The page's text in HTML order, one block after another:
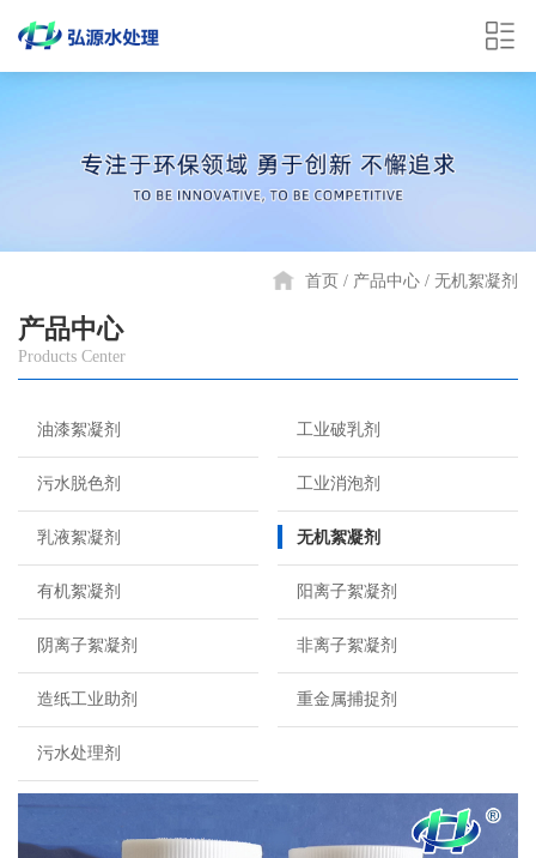
首页 产品中心 无机絮凝剂
产品中心
Products Center
油漆絮凝剂 工业破乳剂
污水脱色剂 工业消泡剂
乳液絮凝剂 无机絮凝剂
有机絮凝剂 阳离子絮凝剂
阴离子絮凝剂 非离子絮凝剂
造纸工业助剂 重金属捕捉剂
污水处理剂